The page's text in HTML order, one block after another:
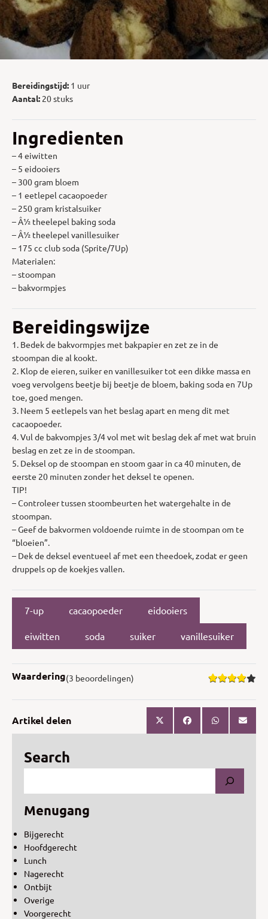
Bereidingstijd: 1 uur
Aantal: 20 stuks
Ingredienten
– 4 eiwitten
– 5 eidooiers
– 300 gram bloem
– 1 eetlepel cacaopoeder
– 250 gram kristalsuiker
– Â½ theelepel baking soda
– Â½ theelepel vanillesuiker
– 175 cc club soda (Sprite/7Up)
Materialen:
– stoompan
– bakvormpjes
Bereidingswijze
1. Bedek de bakvormpjes met bakpapier en zet ze in de
stoompan die al kookt.
2. Klop de eieren, suiker en vanillesuiker tot een dikke massa en
voeg vervolgens beetje bij beetje de bloem, baking soda en 7Up
toe, goed mengen.
3. Neem 5 eetlepels van het beslag apart en meng dit met
cacaopoeder.
4. Vul de bakvompjes 3/4 vol met wit beslag dek af met wat bruin
beslag en zet ze in de stoompan.
5. Deksel op de stoompan en stoom gaar in ca 40 minuten, de
eerste 20 minuten zonder het deksel te openen.
TIP!
– Controleer tussen stoombeurten het watergehalte in de
stoompan.
– Geef de bakvormen voldoende ruimte in de stoompan om te
“bloeien”.
– Dek de deksel eventueel af met een theedoek, zodat er geen
druppels op de koekjes vallen.
7-up cacaopoeder eidooiers
eiwitten soda suiker vanillesuiker
Waardering(3 beoordelingen)
Artikel delen
Search
Menugang
Bijgerecht
Hoofdgerecht
Lunch
Nagerecht
Ontbijt
Overige
Voorgerecht